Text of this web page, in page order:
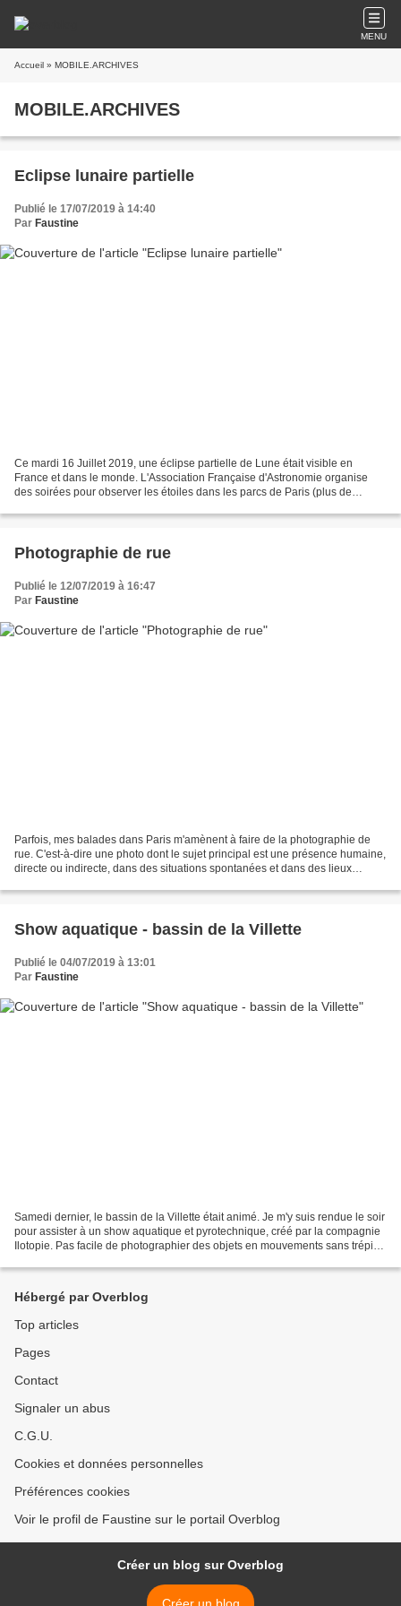
MENU
Accueil » MOBILE.ARCHIVES
MOBILE.ARCHIVES
Eclipse lunaire partielle
Publié le 17/07/2019 à 14:40
Par Faustine
Ce mardi 16 Juillet 2019, une éclipse partielle de Lune était visible en
France et dans le monde. L'Association Française d'Astronomie organise
des soirées pour observer les étoiles dans les parcs de Paris (plus de
Photographie de rue
Publié le 12/07/2019 à 16:47
Par Faustine
Parfois, mes balades dans Paris m'amènent à faire de la photographie de
rue. C'est-à-dire une photo dont le sujet principal est une présence humaine,
directe ou indirecte, dans des situations spontanées et dans des lieux
Show aquatique - bassin de la Villette
Publié le 04/07/2019 à 13:01
Par Faustine
Samedi dernier, le bassin de la Villette était animé. Je m'y suis rendue le soir
pour assister à un show aquatique et pyrotechnique, créé par la compagnie
Ilotopie. Pas facile de photographier des objets en mouvements sans trépied
Hébergé par Overblog
Top articles
Pages
Contact
Signaler un abus
C.G.U.
Cookies et données personnelles
Préférences cookies
Voir le profil de Faustine sur le portail Overblog
Créer un blog sur Overblog